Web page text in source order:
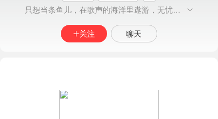
只想当条鱼儿，在歌声的海洋里遨游，无忧无虑地享受这海水所带来的优美旋律…
关注 聊天